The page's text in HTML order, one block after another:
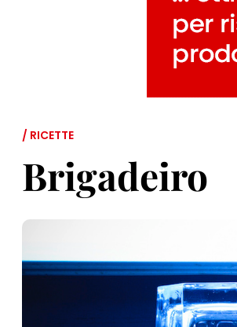
/ RICETTE
Brigadeiro